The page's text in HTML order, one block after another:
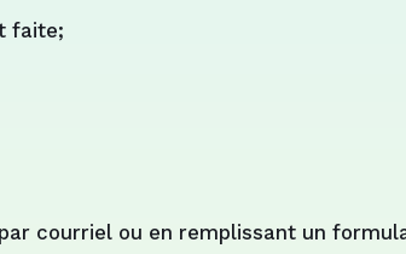
faite;
courriel ou en remplissant un